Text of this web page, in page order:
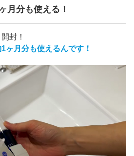
月分も使える！
封！
ヶ月分も使えるんです！